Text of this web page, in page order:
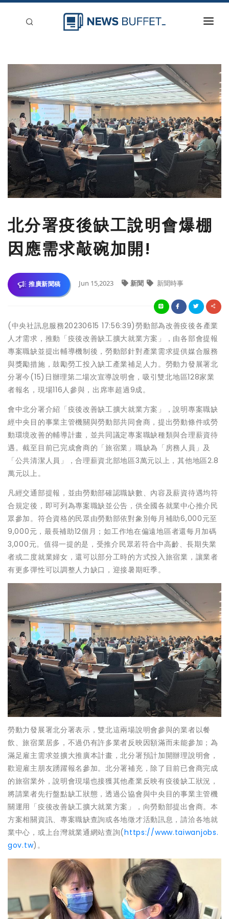
新聞稿分類
登入
刊登
北分署疫後缺工說明會爆棚
因應需求敲碗加開!
推廣新聞稿 Jun 15,2023 新聞 新聞時事
(中央社訊息服務20230615 17:56:39)勞動部為改善疫後各產業
人才需求，推動「疫後改善缺工擴大就業方案」，由各部會提報
專案職缺並提出輔導機制後，勞動部針對產業需求提供媒合服務
與獎勵措施，鼓勵勞工投入缺工產業補足人力。勞動力發展署北
分署今(15)日辦理第二場次宣導說明會，吸引雙北地區128家業
者報名，現場116人參與，出席率超過9成。
會中北分署介紹「疫後改善缺工擴大就業方案」，說明專案職缺
經中央目的事業主管機關與勞動部共同會商，提出勞動條件或勞
動環境改善的輔導計畫，並共同議定專案職缺種類與合理薪資待
遇。截至目前已完成會商的「旅宿業」職缺為「房務人員」及
「公共清潔人員」，合理薪資北部地區3萬元以上，其他地區2.8
萬元以上。
凡經交通部提報，並由勞動部確認職缺數、內容及薪資待遇均符
合規定後，即可列為專案職缺並公告，供全國各就業中心推介民
眾參加。符合資格的民眾由勞動部依對象別每月補助6,000元至
9,000元，最長補助12個月；如工作地在偏遠地區者還每月加碼
3,000元。值得一提的是，受推介民眾若符合中高齡、長期失業
者或二度就業婦女，還可以部分工時的方式投入旅宿業，讓業者
有更多彈性可以調整人力缺口，迎接暑期旺季。
勞動力發展署北分署表示，雙北這兩場說明會參與的業者以餐
飲、旅宿業居多，不過仍有許多業者反映因額滿而未能參加；為
滿足雇主需求並擴大推廣本計畫，北分署預計加開辦理說明會，
歡迎雇主朋友踴躍報名參加。北分署補充，除了目前已會商完成
的旅宿業外，說明會現場也接獲其他產業反映有疫後缺工狀況，
將請業者先行盤點缺工狀態，透過公協會與中央目的事業主管機
關運用「疫後改善缺工擴大就業方案」，向勞動部提出會商。本
方案相關資訊、專案職缺查詢或各地徵才活動訊息，請洽各地就
業中心，或上台灣就業通網站查詢(https://www.taiwanjobs.
gov.tw)。